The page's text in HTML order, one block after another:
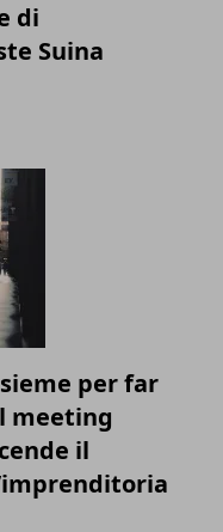
di
Suina
per far
meeting
il